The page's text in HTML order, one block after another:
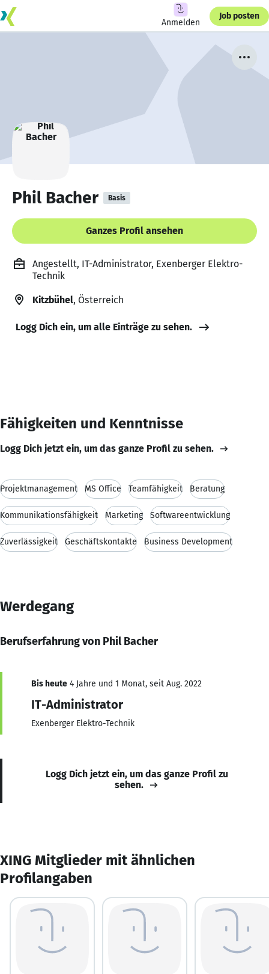
Anmelden
Job posten
Phil Bacher Basis
Ganzes Profil ansehen
Angestellt, IT-Administrator, Exenberger Elektro-
Technik
Kitzbühel, Österreich
Logg Dich ein, um alle Einträge zu sehen.
Fähigkeiten und Kenntnisse
Logg Dich jetzt ein, um das ganze Profil zu sehen.
Projektmanagement MS Office Teamfähigkeit Beratung
Kommunikationsfähigkeit Marketing Softwareentwicklung
Zuverlässigkeit Geschäftskontakte Business Development
Werdegang
Berufserfahrung von Phil Bacher
Bis heute 4 Jahre und 1 Monat, seit Aug. 2022
IT-Administrator
Exenberger Elektro-Technik
Logg Dich jetzt ein, um das ganze Profil zu
sehen.
XING Mitglieder mit ähnlichen
Profilangaben